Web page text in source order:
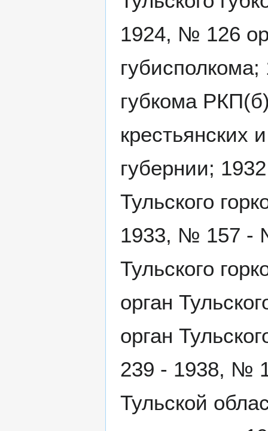
1924, № 126
губкома
крестьянских
губернии;
Тульского
1933, № 157 -
Тульского
орган
орган
239 - 1938, №
Тульской